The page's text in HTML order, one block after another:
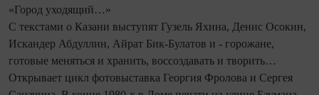
«Город уходящий…»
С текстами о Казани выступят Гузель Яхина, Денис Осокин,
Искандер Абдуллин, Айрат Бик-Булатов и - горожане,
готовые меняться и хранить, воссоздавать и творить…
Открывает цикл фотовыставка Георгия Фролова и Сергея